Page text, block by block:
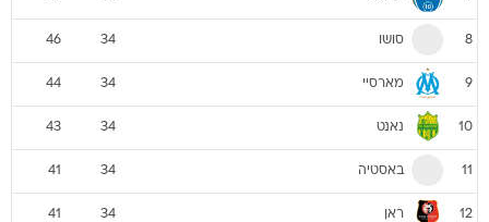
8 סושו 34
46
9 מארסיי 34
44
10 נאנט 34
43
11 באסטיה 34
41
12 ראן 34
41